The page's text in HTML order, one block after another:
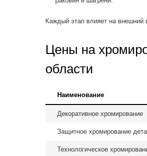
Каждый этап влияет на внешний
Цены на
области
Наименование
Декоративное хромирование
Защитное хромирование
Технологическое